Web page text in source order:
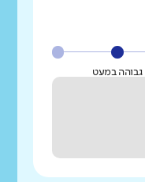
גבוהה במעט